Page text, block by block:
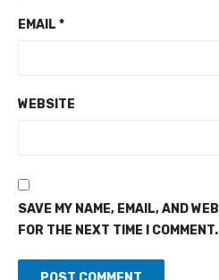
EMAIL *
WEBSITE
SAVE MY NAME, EMAIL, AND
FOR THE NEXT TIME I COMMENT.